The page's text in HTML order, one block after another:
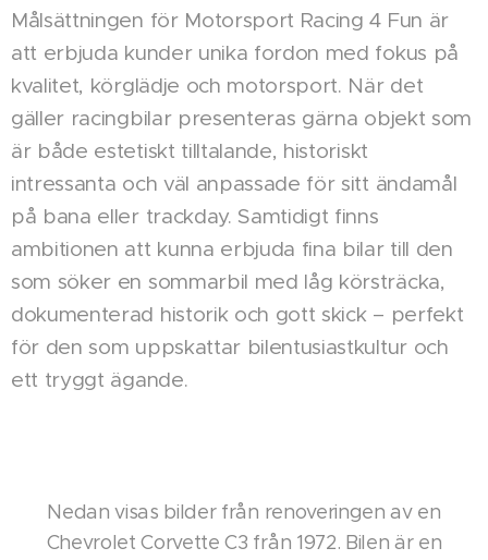
Målsättningen för Motorsport Racing 4 Fun är
att erbjuda kunder unika fordon med fokus på
kvalitet, körglädje och motorsport. När det
gäller racingbilar presenteras gärna objekt som
är både estetiskt tilltalande, historiskt
intressanta och väl anpassade för sitt ändamål
på bana eller trackday. Samtidigt finns
ambitionen att kunna erbjuda fina bilar till den
som söker en sommarbil med låg körsträcka,
dokumenterad historik och gott skick – perfekt
för den som uppskattar bilentusiastkultur och
ett tryggt ägande.
Nedan visas bilder från renoveringen av en
Chevrolet Corvette C3 från 1972. Bilen är en